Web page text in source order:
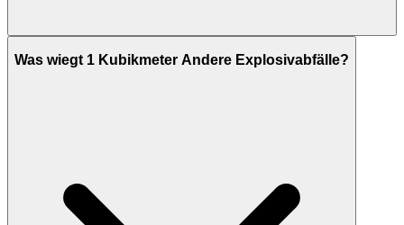
Was wiegt 1 Kubikmeter Andere Explosivabfälle?